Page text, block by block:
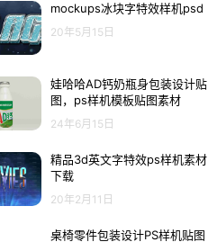
mockups冰块字特效样机psd
20年5月15日
娃哈哈AD钙奶瓶身包装设计贴
图，ps样机模板贴图素材
24年6月15日
精品3d英文字特效ps样机素材
下载
20年2月11日
桌椅零件包装设计PS样机贴图